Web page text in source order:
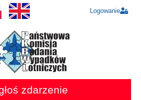
Logowanie
zdarzenie